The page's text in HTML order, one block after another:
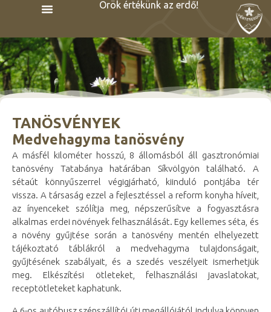
Örök értékünk az erdő!
TANÖSVÉNYEK
Medvehagyma tanösvény
A másfél kilométer hosszú, 8 állomásból áll gasztronómiai
tanösvény Tatabánya határában Síkvölgyön található. A
sétaút könnyűszerrel végigjárható, kiinduló pontjába tér
vissza. A társaság ezzel a fejlesztéssel a reform konyha híveit,
az ínyenceket szólítja meg, népszerűsítve a fogyasztásra
alkalmas erdei növények felhasználását. Egy kellemes séta, és
a növény gyűjtése során a tanösvény mentén elhelyezett
tájékoztató táblákról a medvehagyma tulajdonságait,
gyűjtésének szabályait, és a szedés veszélyeit ismerhetjük
meg. Elkészítési ötleteket, felhasználási javaslatokat,
receptötleteket kaphatunk.